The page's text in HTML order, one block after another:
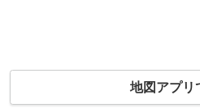
地図アプリ